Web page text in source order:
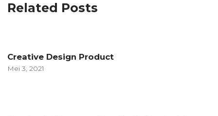
Related Posts
Creative Design Product
Mei 3, 2021